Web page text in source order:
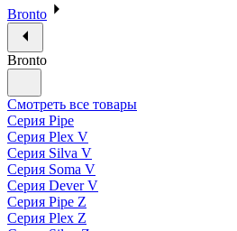
Bronto
Bronto
Смотреть все товары
Серия Pipe
Серия Plex V
Серия Silva V
Серия Soma V
Серия Dever V
Серия Pipe Z
Серия Plex Z